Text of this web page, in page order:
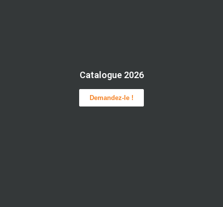
Catalogue 2026
Demandez-le !